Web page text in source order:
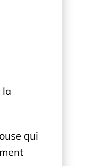
la
qui